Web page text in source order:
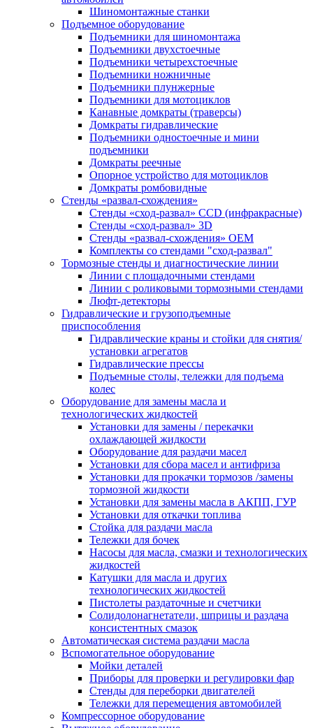
Шиномонтажные станки
Подъемное оборудование
Подъемники для шиномонтажа
Подъемники двухстоечные
Подъемники четырехстоечные
Подъемники ножничные
Подъемники плунжерные
Подъемники для мотоциклов
Канавные домкраты (траверсы)
Домкраты гидравлические
Подъемники одностоечные и мини
подъемники
Домкраты реечные
Опорное устройство для мотоциклов
Домкраты ромбовидные
Стенды «развал-схождения»
Стенды «сход-развал» CCD (инфракрасные)
Стенды «сход-развал» 3D
Стенды «развал-схождения» ОЕМ
Комплекты со стендами "сход-развал"
Тормозные стенды и диагностические линии
Линии с площадочными стендами
Линии с роликовыми тормозными стендами
Люфт-детекторы
Гидравлические и грузоподъемные
приспособления
Гидравлические краны и стойки для снятия/
установки агрегатов
Гидравлические прессы
Подъемные столы, тележки для подъема
колес
Оборудование для замены масла и
технологических жидкостей
Установки для замены / перекачки
охлаждающей жидкости
Оборудование для раздачи масел
Установки для сбора масел и антифриза
Установки для прокачки тормозов /замены
тормозной жидкости
Установки для замены масла в АКПП, ГУР
Установки для откачки топлива
Стойка для раздачи масла
Тележки для бочек
Насосы для масла, смазки и технологических
жидкостей
Катушки для масла и других
технологических жидкостей
Пистолеты раздаточные и счетчики
Солидолонагнетатели, шприцы и раздача
консистентных смазок
Автоматическая система раздачи масла
Вспомогательное оборудование
Мойки деталей
Приборы для проверки и регулировки фар
Стенды для переборки двигателей
Тележки для перемещения автомобилей
Компрессорное оборудование